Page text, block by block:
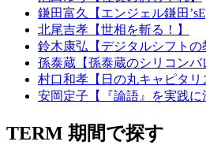
鎌田富久【エンジェル鎌田
北尾吉孝【世相を斬る！】
鈴木康弘【デジタルシフトの
孫泰蔵【孫泰蔵のシリコンバ
村口和孝【日の丸キャピタリ
安岡定子【『論語』を実践に
TERM 期間で探す